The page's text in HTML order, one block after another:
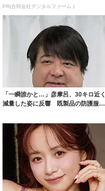
PR(合同会社デジタルファーム )
「一瞬誰かと…」彦摩呂、30キロ近く
減量した姿に反響 既製品の防護服が